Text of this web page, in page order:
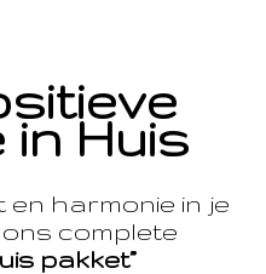
in Huis
harmonie in je
complete
pakket”